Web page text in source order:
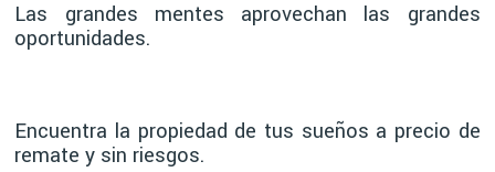
Las grandes mentes aprovechan las grandes
oportunidades.
Encuentra la propiedad de tus sueños a precio de
remate y sin riesgos.